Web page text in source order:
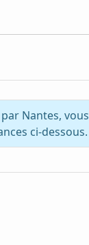
Nantes,
ci-dessous.